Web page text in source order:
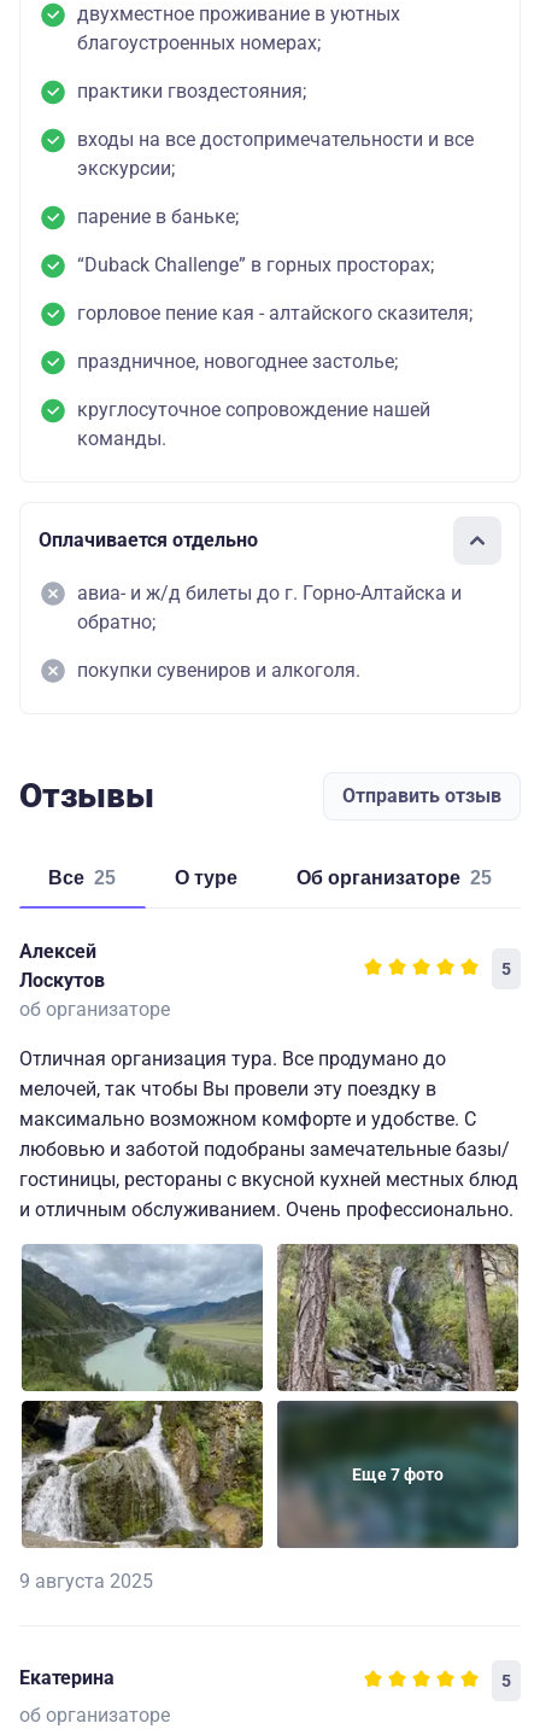
двухместное проживание в уютных
благоустроенных номерах;
практики гвоздестояния;
входы на все достопримечательности и все
экскурсии;
парение в баньке;
“Duback Challenge” в горных просторах;
горловое пение кая - алтайского сказителя;
праздничное, новогоднее застолье;
круглосуточное сопровождение нашей
команды.
Оплачивается отдельно
авиа- и ж/д билеты до г. Горно-Алтайска и
обратно;
покупки сувениров и алкоголя.
Отзывы Отправить отзыв
Все 25 о туре об организаторе 25
Алексей
Лоскутов
5
об организаторе
Отличная организация тура. Все продумано до
мелочей, так чтобы Вы провели эту поездку в
максимально возможном комфорте и удобстве. С
любовью и заботой подобраны замечательные базы/
гостиницы, рестораны с вкусной кухней местных блюд
и отличным обслуживанием. Очень профессионально.
Еще 7 фото
9 августа 2025
Екатерина 5
об организаторе